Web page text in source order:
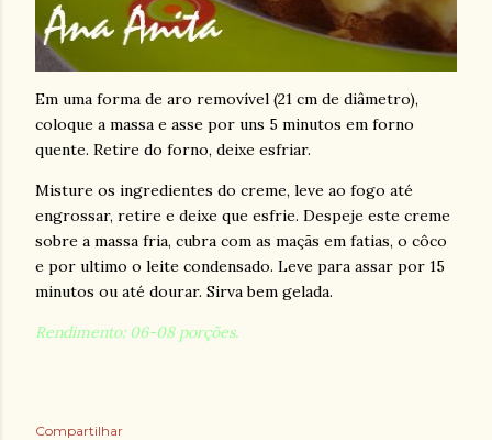
Em uma forma de aro removível (21 cm de diâmetro),
coloque a massa e asse por uns 5 minutos em forno
quente. Retire do forno, deixe esfriar.
Misture os ingredientes do creme, leve ao fogo até
engrossar, retire e deixe que esfrie. Despeje este creme
sobre a massa fria, cubra com as maçãs em fatias, o côco
e por ultimo o leite condensado. Leve para assar por 15
minutos ou até dourar. Sirva bem gelada.
Rendimento: 06-08 porções.
Compartilhar